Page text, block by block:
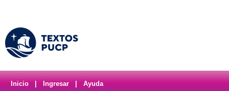
Inicio Ingresar Ayuda